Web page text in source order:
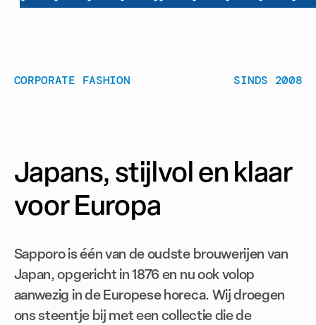
CORPORATE FASHION SINDS 2008
Japans, stijlvol en klaar
voor Europa
Sapporo is één van de oudste brouwerijen van
Japan, opgericht in 1876 en nu ook volop
aanwezig in de Europese horeca. Wij droegen
ons steentje bij met een collectie die de